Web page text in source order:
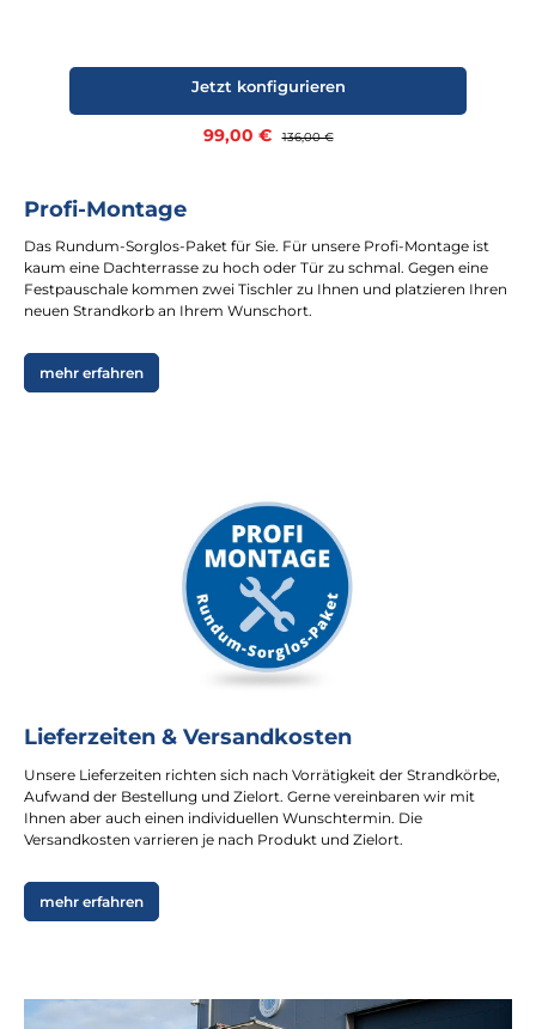
Verkaufspreis:
99,00 € Regulärer Preis:
136,00 €
Jetzt konfigurieren
Profi-Montage
Das Rundum-Sorglos-Paket für Sie. Für unsere Profi-Montage ist
kaum eine Dachterrasse zu hoch oder Tür zu schmal. Gegen eine
Festpauschale kommen zwei Tischler zu Ihnen und platzieren Ihren
neuen Strandkorb an Ihrem Wunschort.
mehr erfahren
Lieferzeiten & Versandkosten
Unsere Lieferzeiten richten sich nach Vorrätigkeit der Strandkörbe,
Aufwand der Bestellung und Zielort. Gerne vereinbaren wir mit
Ihnen aber auch einen individuellen Wunschtermin. Die
Versandkosten varrieren je nach Produkt und Zielort.
mehr erfahren